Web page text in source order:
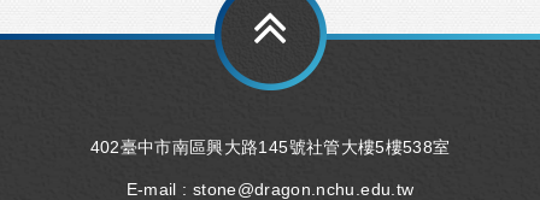
402臺中市南區興大路145號社管大樓5樓538室
E-mail : stone@dragon.nchu.edu.tw